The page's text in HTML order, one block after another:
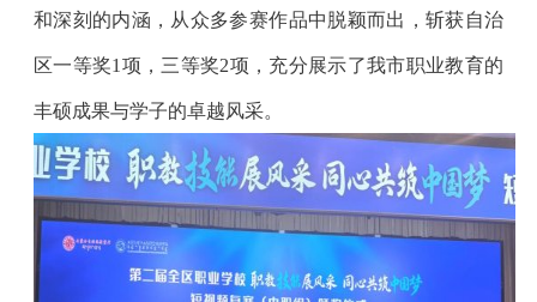
和深刻的内涵，从众多参赛作品中脱颖而出，斩获自治
区一等奖1项，三等奖2项，充分展示了我市职业教育的
丰硕成果与学子的卓越风采。